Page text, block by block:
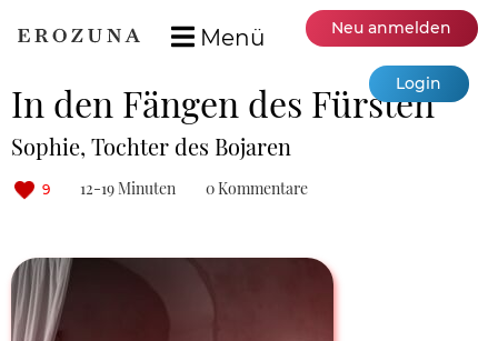
Menü Neu anmelden
Login
In den Fängen des Fürsten
Sophie, Tochter des Bojaren
9 12-19 Minuten 0 Kommentare